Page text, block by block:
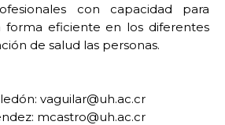
con capacidad para
forma eficiente en los diferentes
de salud las personas.
vaguilar@uh.ac.cr
mcastro@uh.ac.cr